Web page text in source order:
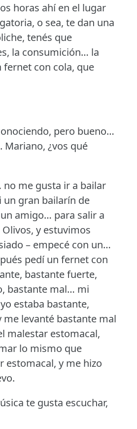
horas ahí en el lugar
o sea, te dan una
tenés que
la consumición… la
fernet con cola, que
pero bueno…
Mariano, ¿vos qué
me gusta ir a bailar
gran bailarín de
amigo… para salir a
y estuvimos
– empecé con un…
pedí un fernet con
bastante fuerte,
bastante mal… mi
estaba bastante,
levanté bastante mal
malestar estomacal,
lo mismo que
y me hizo
te gusta escuchar,